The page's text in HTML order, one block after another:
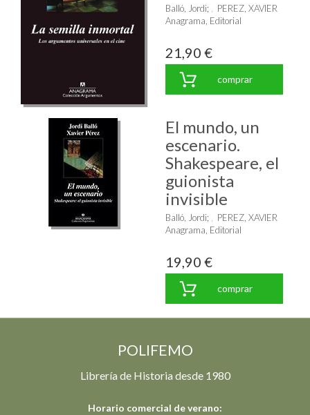
Balló, Jordi;
PEREZ, XAVIER
Anagrama, Editorial
21,90 €
comprar
El mundo, un
escenario.
Shakespeare, el
guionista
invisible
Balló, Jordi;
PEREZ, XAVIER
Anagrama, Editorial
19,90 €
comprar
POLIFEMO
Librería de Historia desde 1980
Horario comercial de verano: